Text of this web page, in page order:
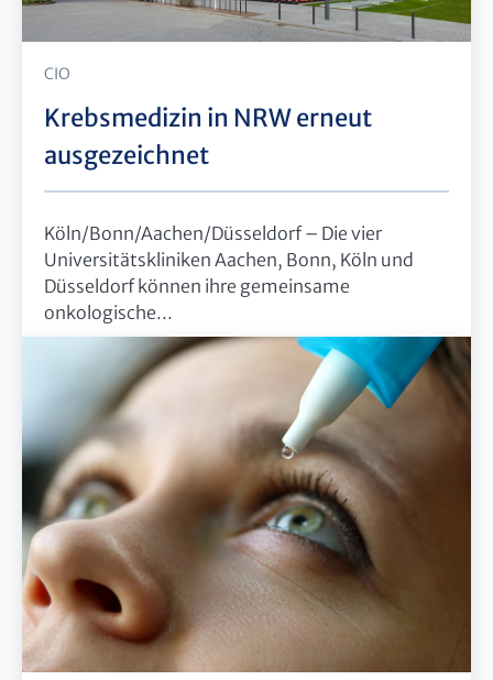
CIO
Krebsmedizin in NRW erneut
ausgezeichnet
Köln/Bonn/Aachen/Düsseldorf – Die vier
Universitätskliniken Aachen, Bonn, Köln und
Düsseldorf können ihre gemeinsame
onkologische...